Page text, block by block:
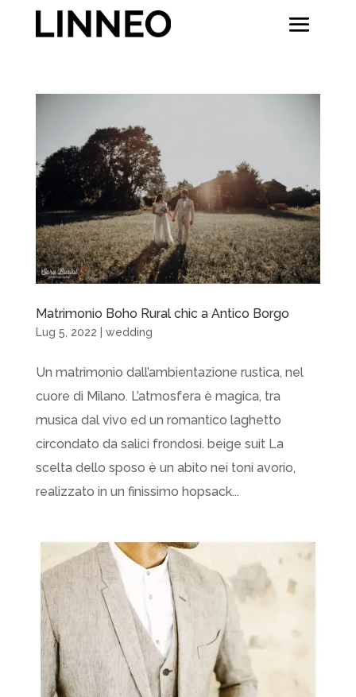
Matrimonio Boho Rural chic a Antico Borgo
Lug 5, 2022 wedding
Un matrimonio dall’ambientazione rustica, nel
cuore di Milano. L’atmosfera è magica, tra
musica dal vivo ed un romantico laghetto
circondato da salici frondosi. beige suit La
scelta dello sposo è un abito nei toni avorio,
realizzato in un finissimo hopsack...